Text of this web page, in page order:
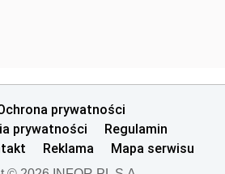
prywatności
prywatności
Regulamin
Reklama Mapa serwisu